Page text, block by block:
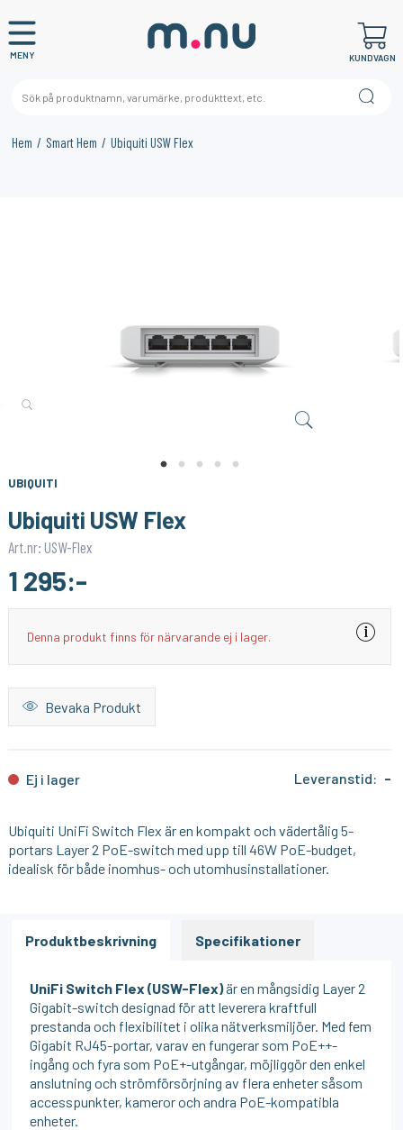
MENY KUNDVAGN
Hem Smart Hem Ubiquiti USW Flex
1 995:-
UBIQUITI
Ubiquiti USW Flex
Art.nr: USW-Flex
1 295:-
Denna produkt finns för närvarande ej i lager.
Bevaka Produkt
Ej i lager Leveranstid: -
Ubiquiti UniFi Switch Flex är en kompakt och vädertålig 5-
portars Layer 2 PoE-switch med upp till 46W PoE-budget,
idealisk för både inomhus- och utomhusinstallationer.
Produktbeskrivning Specifikationer
UniFi Switch Flex (USW-Flex)är en mångsidig Layer 2
Gigabit-switch designad för att leverera kraftfull
prestanda och flexibilitet i olika nätverksmiljöer. Med fem
Gigabit RJ45-portar, varav en fungerar som PoE++-
ingång och fyra som PoE+-utgångar, möjliggör den enkel
anslutning och strömförsörjning av flera enheter såsom
accesspunkter, kameror och andra PoE-kompatibla
enheter.